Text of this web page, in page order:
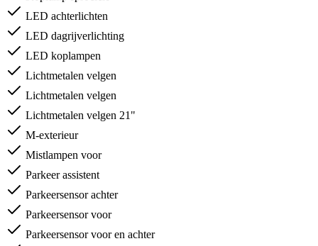
LED achterlichten
LED dagrijverlichting
LED koplampen
Lichtmetalen velgen
Lichtmetalen velgen
Lichtmetalen velgen 21"
M-exterieur
Mistlampen voor
Parkeer assistent
Parkeersensor achter
Parkeersensor voor
Parkeersensor voor en achter